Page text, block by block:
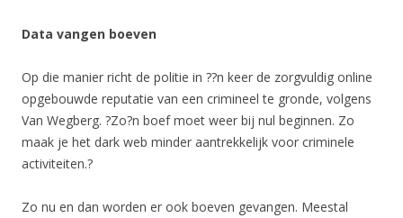
Data vangen boeven
Op die manier richt de politie in ??n keer de zorgvuldig online
opgebouwde reputatie van een crimineel te gronde, volgens
Van Wegberg. ?Zo?n boef moet weer bij nul beginnen. Zo
maak je het dark web minder aantrekkelijk voor criminele
activiteiten.?
Zo nu en dan worden er ook boeven gevangen. Meestal